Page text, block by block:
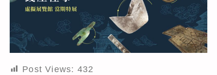
Post Views: 432